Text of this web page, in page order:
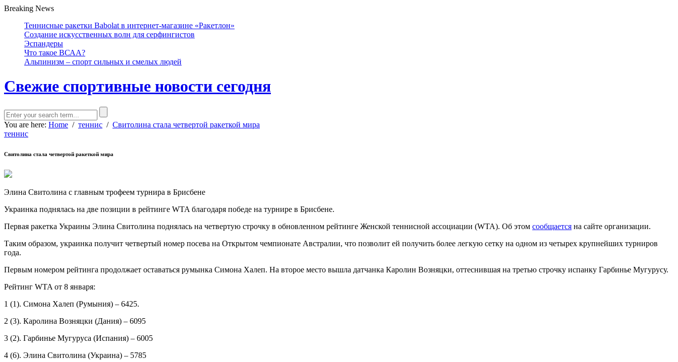
Breaking News
Теннисные ракетки Babolat в интернет-магазине «Ракетлон»
Создание искусственных волн для серфингистов
Эспандеры
Что такое ВСАА?
Альпинизм – спорт сильных и смелых людей
Свежие спортивные новости сегодня
You are here: Home / теннис / Свитолина стала четвертой ракеткой мира
теннис
Свитолина стала четвертой ракеткой мира
Элина Свитолина с главным трофеем турнира в Брисбене
Украинка поднялась на две позиции в рейтинге WTA благодаря победе на турнире в Брисбене.
Первая ракетка Украины Элина Свитолина поднялась на четвертую строчку в обновленном рейтинге Женской теннисной ассоциации (WTA). Об этом сообщается на сайте организации.
Таким образом, украинка получит четвертый номер посева на Открытом чемпионате Австралии, что позволит ей получить более легкую сетку на одном из четырех крупнейших турниров
года.
Первым номером рейтинга продолжает оставаться румынка Симона Халеп. На второе место вышла датчанка Каролин Возняцки, оттеснившая на третью строчку испанку Гарбинье Мугурусу.
Рейтинг WTA от 8 января:
1 (1). Симона Халеп (Румыния) – 6425.
2 (3). Каролина Возняцки (Дания) – 6095
3 (2). Гарбинье Мугуруса (Испания) – 6005
4 (6). Элина Свитолина (Украина) – 5785